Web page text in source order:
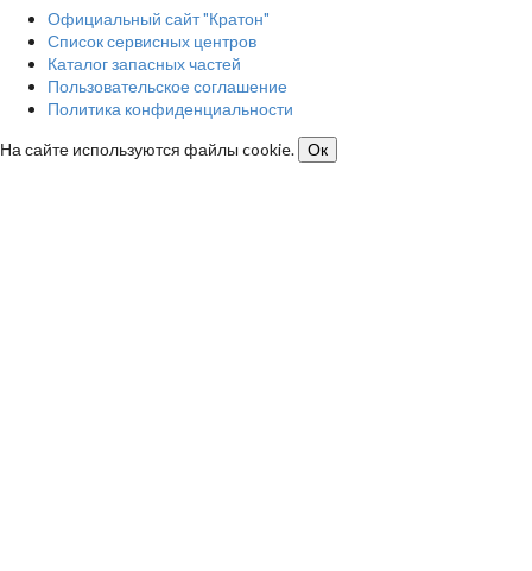
Официальный сайт "Кратон"
Список сервисных центров
Каталог запасных частей
Пользовательское соглашение
Политика конфиденциальности
На сайте используются файлы cookie.
Ок